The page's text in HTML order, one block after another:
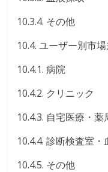
10.3.4. その他
10.4. ユーザー別市
10.4.1. 病院
10.4.2. クリニック
10.4.3. 自宅医療・薬
10.4.4. 診断検査室・
10.4.5. その他